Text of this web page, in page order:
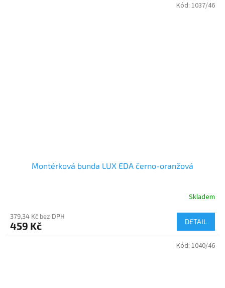
Montérková bunda LUX EDA černo-oranžová
Skladem
379,34 Kč bez DPH
459 Kč DETAIL
Kód: 1037/46
Kód: 1040/46